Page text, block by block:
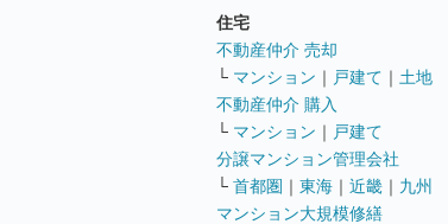
住宅
不動産仲介 売却
└ マンション ｜ 戸建て ｜ 土地
不動産仲介 購入
└ マンション ｜ 戸建て
分譲マンション管理会社
└ 首都圏 ｜ 東海 ｜ 近畿 ｜ 九州
マンション大規模修繕